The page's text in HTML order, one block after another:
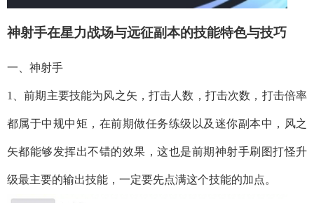
神射手在星力战场与远征副本的技能特色与技巧
一、神射手
1、前期主要技能为风之矢，打击人数，打击次数，打击倍率
都属于中规中矩，在前期做任务练级以及迷你副本中，风之
矢都能够发挥出不错的效果，这也是前期神射手刷图打怪升
级最主要的输出技能，一定要先点满这个技能的加点。